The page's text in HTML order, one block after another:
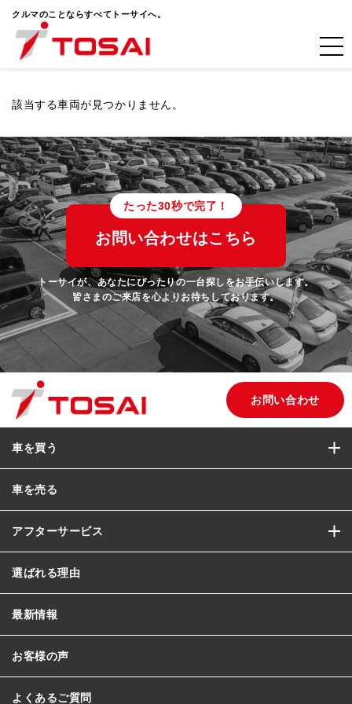
クルマのことならすべてトーサイへ。
該当する車両が見つかりません。
たった30秒で完了！
お問い合わせはこちら
トーサイが、あなたにぴったりの一台探しをお手伝いします。
皆さまのご来店を心よりお待ちしております。
お問い合わせ
車を買う
車を売る
アフターサービス
選ばれる理由
最新情報
お客様の声
よくあるご質問